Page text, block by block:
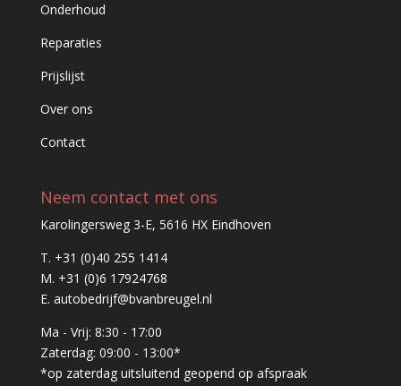
Onderhoud
Reparaties
Prijslijst
Over ons
Contact
Neem contact met ons
Karolingersweg 3-E, 5616 HX Eindhoven
T. +31 (0)40 255 1414
M. +31 (0)6 17924768
E. autobedrijf@bvanbreugel.nl
Ma - Vrij: 8:30 - 17:00
Zaterdag: 09:00 - 13:00*
*op zaterdag uitsluitend geopend op afspraak